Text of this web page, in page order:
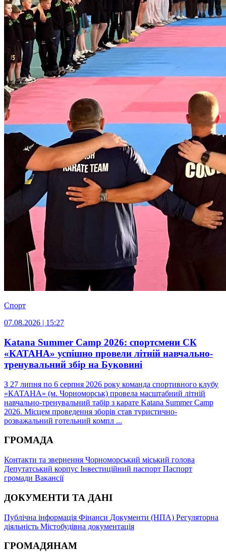
Спорт
07.08.2026 | 15:27
Katana Summer Camp 2026: спортсмени СК
«КАТАНА» успішно провели літній навчально-
тренувальний збір на Буковині
З 27 липня по 6 серпня 2026 року команда спортивного клубу
«КАТАНА» (м. Чорноморськ) провела масштабний літній
навчально-тренувальний табір з карате Katana Summer Camp
2026. Місцем проведення зборів став туристично-
розважальний готельний компл ...
ГРОМАДА
Контакти та звернення Чорноморський міський голова
Депутатський корпус Інвестиційний паспорт Паспорт
громади Вакансії
ДОКУМЕНТИ ТА ДАНІ
Публічна інформація Фінанси Документи (НПА) Регуляторна
діяльність Містобудівна документація
ГРОМАДЯНАМ